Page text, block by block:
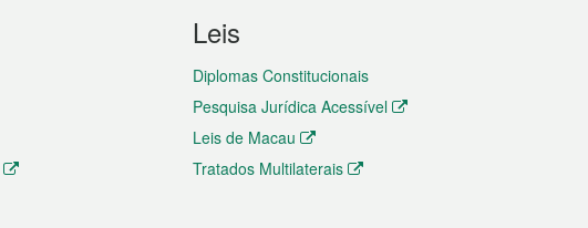
Leis
Diplomas Constitucionais
Pesquisa Jurídica Acessível
Leis de Macau
Tratados Multilaterais